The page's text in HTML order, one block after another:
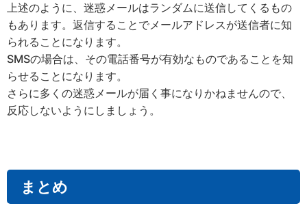
上述のように、迷惑メールはランダムに送信してくるもの
もあります。返信することでメールアドレスが送信者に知
られることになります。
SMSの場合は、その電話番号が有効なものであることを知
らせることになります。
さらに多くの迷惑メールが届く事になりかねませんので、
反応しないようにしましょう。
まとめ